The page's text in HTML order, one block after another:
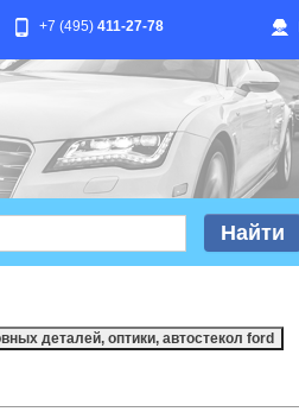
+7 (495) 411-27-78